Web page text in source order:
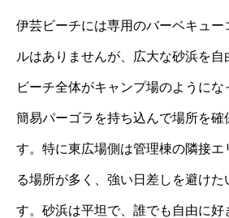
伊芸ビーチには専用のバーベキュー
ルはありませんが、広大な砂浜を自
ビーチ全体がキャンプ場のように
簡易パーゴラを持ち込んで場所を確
す。特に東広場側は管理棟の隣接エ
る場所が多く、強い日差しを避け
す。砂浜は平坦で、誰でも自由に好